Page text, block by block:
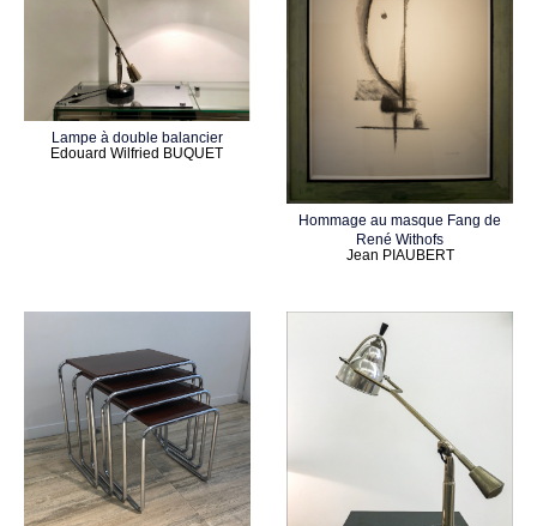
Lampe à double balancier
Edouard Wilfried BUQUET
Hommage au masque Fang de
René Withofs
Jean PIAUBERT